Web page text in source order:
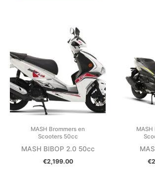
MASH Brommers en
Scooters 50cc
MASH BIBOP 2.0 50cc
€2,199.00
MASH
€